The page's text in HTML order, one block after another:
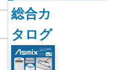
総合カ
タログ